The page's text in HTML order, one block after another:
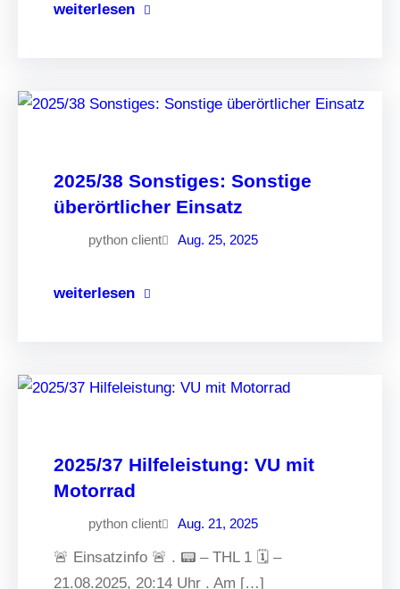
weiterlesen
2025/38 Sonstiges: Sonstige
überörtlicher Einsatz
python client Aug. 25, 2025
weiterlesen
2025/37 Hilfeleistung: VU mit
Motorrad
python client Aug. 21, 2025
🚨 Einsatzinfo 🚨 . 📟 – THL 1 🗓 –
21.08.2025, 20:14 Uhr . Am […]